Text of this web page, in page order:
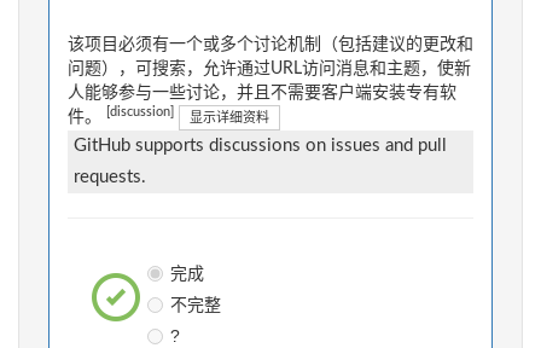
该项目必须有一个或多个讨论机制（包括建议的更改和
问题），可搜索，允许通过URL访问消息和主题，使新
人能够参与一些讨论，并且不需要客户端安装专有软
件。
[discussion] 显示详细资料
GitHub supports discussions on issues and pull
requests.
完成
不完整
?